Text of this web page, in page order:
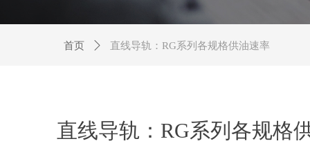
首页 ꄲ 直线导轨：RG系列各规格供油速率
直线导轨：RG系列各规格